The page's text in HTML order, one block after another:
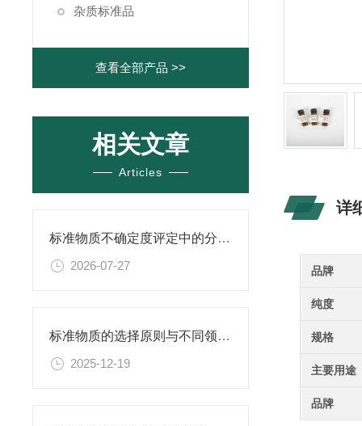
杂质标准品
查看全部产品 >>
相关文章
Articles
标准物质不确定度评定中的分量识别与量化计算方法
2026-07-27
标准物质的选择原则与不同领域应用匹配性分析
2025-12-19
详
品牌
纯度
规格
主要用途
品牌